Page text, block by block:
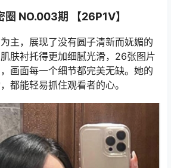
圈 NO.003期 【26P1V】
主，展现了没有圆子清新而妩媚的
肤衬托得更加细腻光滑，26张图片
画面每一个细节都完美无缺。她的
都能轻易抓住观看者的心。